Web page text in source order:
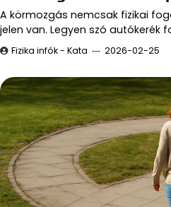
A körmozgás nemcsak fizikai
jelen van. Legyen szó autókerék
Fizika infók - Kata 2026-02-25